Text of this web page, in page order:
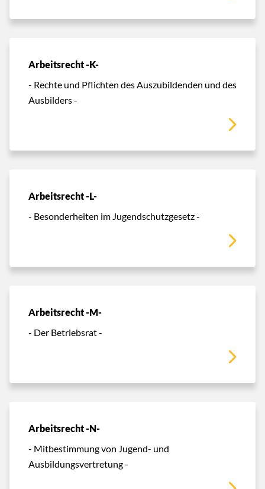
Arbeitsrecht -K-
- Rechte und Pflichten des Auszubildenden und des
Ausbilders -
Arbeitsrecht -L-
- Besonderheiten im Jugendschutzgesetz -
Arbeitsrecht -M-
- Der Betriebsrat -
Arbeitsrecht -N-
- Mitbestimmung von Jugend- und
Ausbildungsvertretung -